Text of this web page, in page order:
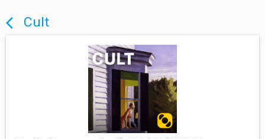
arrow_back_ios Cult